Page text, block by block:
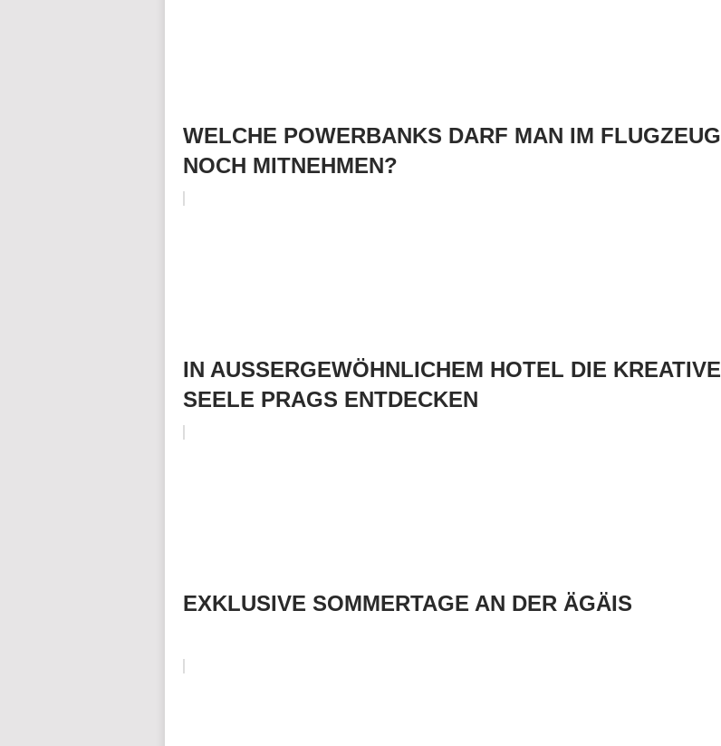
WELCHE POWERBANKS DARF MAN IM FLUGZEUG
NOCH MITNEHMEN?
IN AUSSERGEWÖHNLICHEM HOTEL DIE KREATIVE
SEELE PRAGS ENTDECKEN
EXKLUSIVE SOMMERTAGE AN DER ÄGÄIS